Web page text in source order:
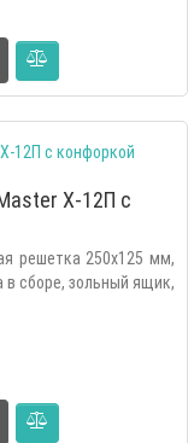
X-12П с
решетка 250х125 мм,
в сборе, зольный ящик,